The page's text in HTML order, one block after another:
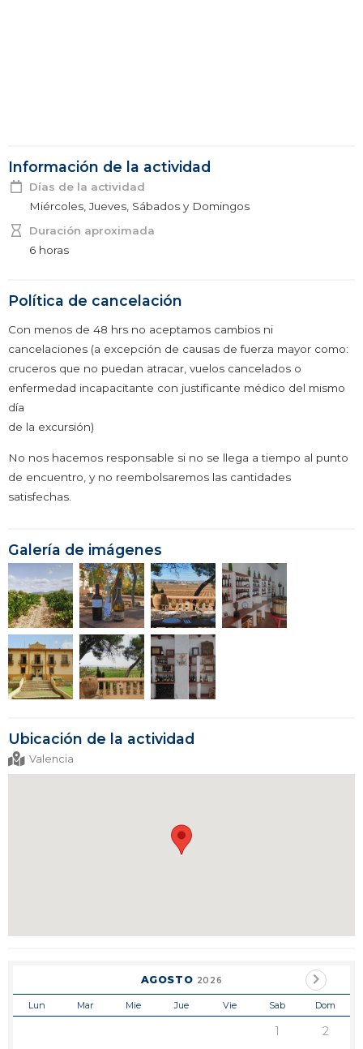
Información de la actividad
Días de la actividad
Miércoles, Jueves, Sábados y Domingos
Duración aproximada
6 horas
Política de cancelación
Con menos de 48 hrs no aceptamos cambios ni
cancelaciones (a excepción de causas de fuerza mayor como:
cruceros que no puedan atracar, vuelos cancelados o
enfermedad incapacitante con justificante médico del mismo
día
de la excursión)
No nos hacemos responsable si no se llega a tiempo al punto
de encuentro, y no reembolsaremos las cantidades
satisfechas.
Galería de imágenes
Ubicación de la actividad
Valencia
AGOSTO 2026
Lun Mar Mie Jue Vie Sab Dom
1
2